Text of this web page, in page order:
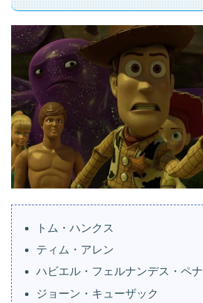
トム・ハンクス
ティム・アレン
ハビエル・フェルナンデス・ペナ
ジョーン・キューザック